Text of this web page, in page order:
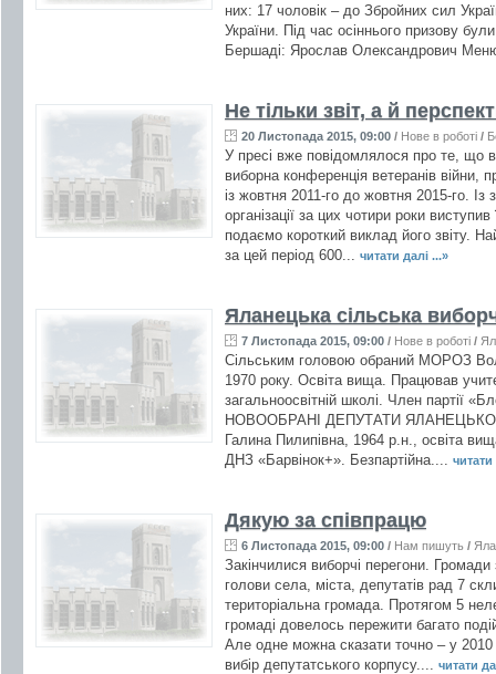
них: 17 чоловік – до Збройних сил
України. Під час осіннього призову
Бершаді: Ярослав Олександрович
Не тільки звіт, а й
20 Листопада 2015, 09:00 / Нове в роботі /
У пресі вже повідомлялося про те, що
виборна конференція ветеранів війни,
із жовтня 2011-го до жовтня 2015-го. Із
організації за цих чотири роки
подаємо короткий виклад його звіту.
за цей період 600... читати далі ...»
Яланецька сільська
7 Листопада 2015, 09:00 / Нове в роботі /
Сільським головою обраний МОРОЗ
1970 року. Освіта вища. Працював
загальноосвітній школі. Член партії
НОВООБРАНІ ДЕПУТАТИ
Галина Пилипівна, 1964 р.н., освіта
ДНЗ «Барвінок+». Безпартійна.... читати
Дякую за співпрацю
6 Листопада 2015, 09:00 / Нам пишуть /
Закінчилися виборчі перегони.
голови села, міста, депутатів рад 7
територіальна громада. Протягом 5
громаді довелось пережити багато
Але одне можна сказати точно – у
вибір депутатського корпусу.... читати